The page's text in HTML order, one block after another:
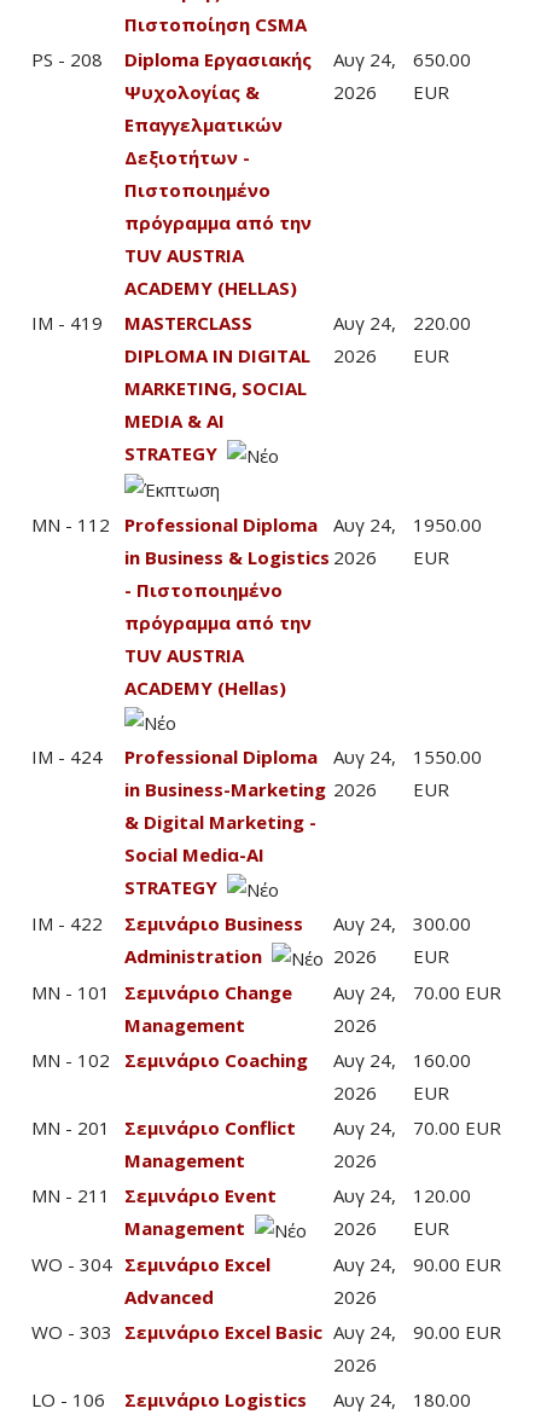
Πιστοποίηση CSMA
PS - 208
Diploma Εργασιακής
Ψυχολογίας &
Επαγγελματικών
Δεξιοτήτων -
Πιστοποιημένο
πρόγραμμα από την
TUV AUSTRIA
ACADEMY (HELLAS)
Αυγ 24,
2026
650.00
EUR
IM - 419
MASTERCLASS
DIPLOMA IN DIGITAL
MARKETING, SOCIAL
MEDIA & AI
STRATEGY
Αυγ 24,
2026
220.00
EUR
MN - 112
Professional Diploma
in Business & Logistics
- Πιστοποιημένο
πρόγραμμα από την
TUV AUSTRIA
ACADEMY (Hellas)
Αυγ 24,
2026
1950.00
EUR
IM - 424
Professional Diploma
in Business-Marketing
& Digital Marketing -
Social Mediα-AI
STRATEGY
Αυγ 24,
2026
1550.00
EUR
IM - 422
Σεμινάριο Business
Administration
Αυγ 24,
2026
300.00
EUR
MN - 101
Σεμινάριο Change
Management
Αυγ 24,
2026
70.00 EUR
MN - 102 Σεμινάριο Coaching
Αυγ 24,
2026
160.00
EUR
MN - 201
Σεμινάριο Conflict
Management
Αυγ 24,
2026
70.00 EUR
MN - 211
Σεμινάριο Event
Management
Αυγ 24,
2026
120.00
EUR
WO - 304 Σεμινάριο Excel
Advanced
Αυγ 24,
2026
90.00 EUR
WO - 303 Σεμινάριο Excel Basic Αυγ 24,
2026
90.00 EUR
LO - 106
Σεμινάριο Logistics
Αυγ 24,
180.00